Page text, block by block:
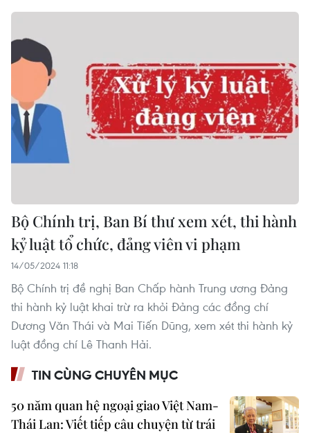
Bộ Chính trị, Ban Bí thư xem xét, thi hành
kỷ luật tổ chức, đảng viên vi phạm
14/05/2024 11:18
Bộ Chính trị đề nghị Ban Chấp hành Trung ương Đảng
thi hành kỷ luật khai trừ ra khỏi Đảng các đồng chí
Dương Văn Thái và Mai Tiến Dũng, xem xét thi hành kỷ
luật đồng chí Lê Thanh Hải.
TIN CÙNG CHUYÊN MỤC
50 năm quan hệ ngoại giao Việt Nam-
Thái Lan: Viết tiếp câu chuyện từ trái